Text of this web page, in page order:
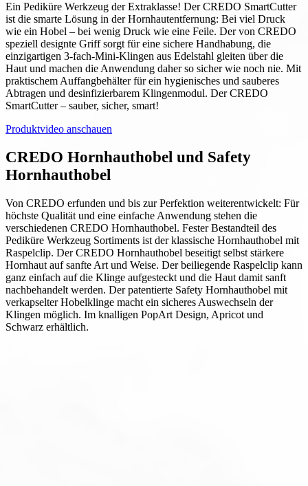
Ein Pediküre Werkzeug der Extraklasse! Der CREDO SmartCutter
ist die smarte Lösung in der Hornhautentfernung: Bei viel Druck
wie ein Hobel – bei wenig Druck wie eine Feile. Der von CREDO
speziell designte Griff sorgt für eine sichere Handhabung, die
einzigartigen 3-fach-Mini-Klingen aus Edelstahl gleiten über die
Haut und machen die Anwendung daher so sicher wie noch nie. Mit
praktischem Auffangbehälter für ein hygienisches und sauberes
Abtragen und desinfizierbarem Klingenmodul. Der CREDO
SmartCutter – sauber, sicher, smart!
Produktvideo anschauen
CREDO Hornhauthobel und Safety
Hornhauthobel
Von CREDO erfunden und bis zur Perfektion weiterentwickelt: Für
höchste Qualität und eine einfache Anwendung stehen die
verschiedenen CREDO Hornhauthobel. Fester Bestandteil des
Pediküre Werkzeug Sortiments ist der klassische Hornhauthobel mit
Raspelclip. Der CREDO Hornhauthobel beseitigt selbst stärkere
Hornhaut auf sanfte Art und Weise. Der beiliegende Raspelclip kann
ganz einfach auf die Klinge aufgesteckt und die Haut damit sanft
nachbehandelt werden. Der patentierte Safety Hornhauthobel mit
verkapselter Hobelklinge macht ein sicheres Auswechseln der
Klingen möglich. Im knalligen PopArt Design, Apricot und
Schwarz erhältlich.